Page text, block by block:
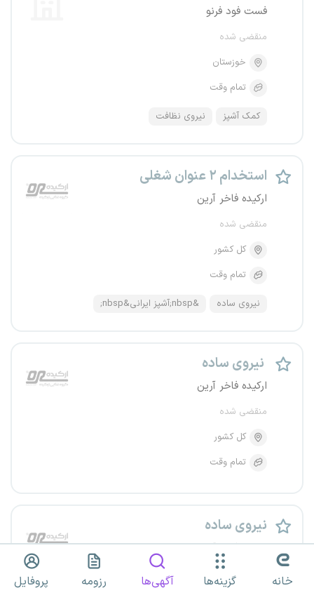
فست فود فرنو
منقضی شده
خوزستان
تمام وقت
کمک آشپز نیروی نظافت
استخدام ۲ عنوان شغلی
ارکیده فاخر آرین
منقضی شده
کل کشور
تمام وقت
نیروی ساده &nbsp;آشپز ایرانی&nbsp;
نیروی ساده
ارکیده فاخر آرین
منقضی شده
کل کشور
تمام وقت
نیروی ساده
ارکیده فاخر آرین
منقضی شده
خانه گزینه‌ها آگهی‌ها رزومه پروفایل